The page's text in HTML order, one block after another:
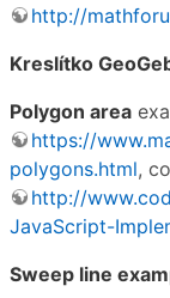
http://
Kreslítko
Polygon area
https://
polygons.html,
http://
JavaScript-
Sweep line